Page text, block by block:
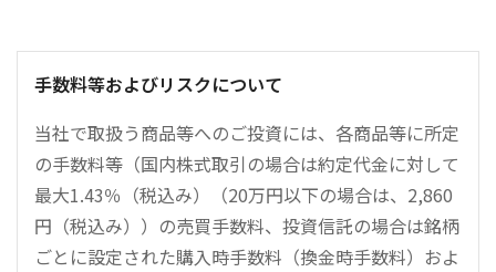
手数料等およびリスクについて
当社で取扱う商品等へのご投資には、各商品等に所定
の手数料等（国内株式取引の場合は約定代金に対して
最大1.43％（税込み）（20万円以下の場合は、2,860
円（税込み））の売買手数料、投資信託の場合は銘柄
ごとに設定された購入時手数料（換金時手数料）およ